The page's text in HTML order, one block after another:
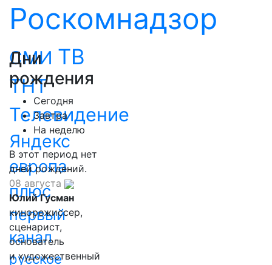
Роскомнадзор
СМИ ТВ
ТНТ
Телевидение
Яндекс
европа
плюс
первый
канал
русское
Дни
рождения
Сегодня
Завтра
На неделю
В этот период нет
дней рождений.
08 августа
Юлий Гусман
кинорежиссер,
сценарист,
основатель
и художественный